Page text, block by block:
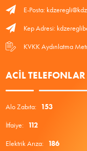
E-Posta:
Kep Adresi:
KVKK Aydınlatma
ACIL TELEFONLAR
Alo Zabıta: 153
İtfaiye: 112
Elektrik Arıza: 186